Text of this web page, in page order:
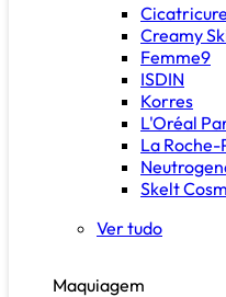
Cicatricure
Creamy
Femme9
ISDIN
Korres
L'Oréal
La Roche-
Skelt
Ver tudo
Maquiagem